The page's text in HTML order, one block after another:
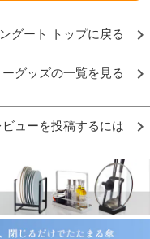
グート トップに戻る
グッズの一覧を見る
ューを投稿するには